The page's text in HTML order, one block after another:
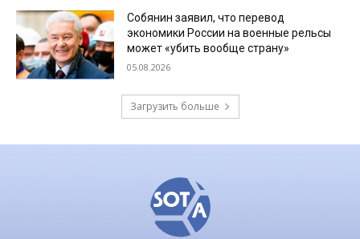
Собянин заявил, что перевод
экономики России на военные рельсы
может «убить вообще страну»
05.08.2026
Загрузить больше